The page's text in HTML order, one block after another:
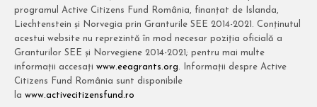
programul Active Citizens Fund România, finanțat de Islanda,
Liechtenstein și Norvegia prin Granturile SEE 2014-2021. Conținutul
acestui website nu reprezintă în mod necesar poziția oficială a
Granturilor SEE și Norvegiene 2014-2021; pentru mai multe
informații accesați www.eeagrants.org . Informații despre Active
Citizens Fund România sunt disponibile
la www.activecitizensfund.ro